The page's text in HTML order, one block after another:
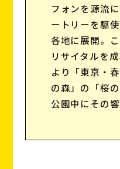
フォンを源流
ートリーを駆
各地に展開。
リサイタルを
より「東京・
の森」の「桜
公園中にその